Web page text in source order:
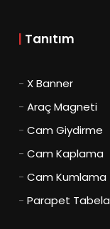
| Tanıtım
- X Banner
-Araç Magneti
-Cam Giydirme
-Cam Kaplama
-Cam Kumlama
-Parapet Tabela